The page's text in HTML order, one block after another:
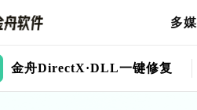
多
金舟DirectX·DLL一键修复